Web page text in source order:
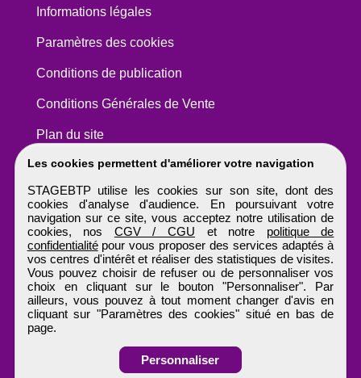
Les cookies permettent d'améliorer votre navigation
STAGEBTP utilise les cookies sur son site, dont des
cookies d'analyse d'audience. En poursuivant votre
navigation sur ce site, vous acceptez notre utilisation de
cookies, nos CGV / CGU et notre politique de
confidentialitépour vous proposer des services adaptés à
vos centres d'intérêt et réaliser des statistiques de visites.
Vous pouvez choisir de refuser ou de personnaliser vos
choix en cliquant sur le bouton "Personnaliser". Par
ailleurs, vous pouvez à tout moment changer d'avis en
cliquant sur "Paramètres des cookies" situé en bas de
page.
Personnaliser
Informations légales
Paramètres des cookies
Conditions de publication
Conditions Générales de Vente
Plan du site